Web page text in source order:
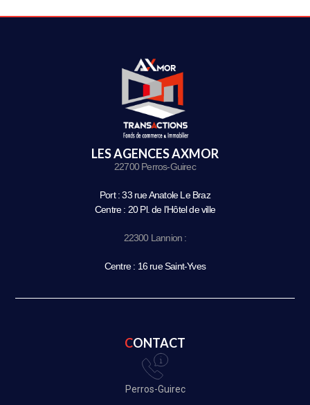
LES AGENCES AXMOR
22700 Perros-Guirec
Port : 33 rue Anatole Le Braz
Centre : 20 Pl. de l’Hôtel de ville
22300 Lannion :
Centre : 16 rue Saint-Yves
CONTACT
Perros-Guirec